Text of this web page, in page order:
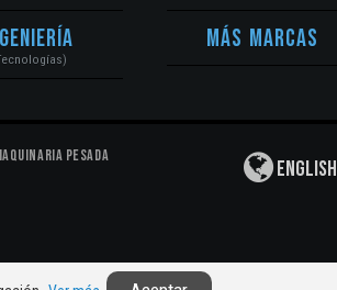
Más Marcas
Pesada
English
|Derechos de Autor